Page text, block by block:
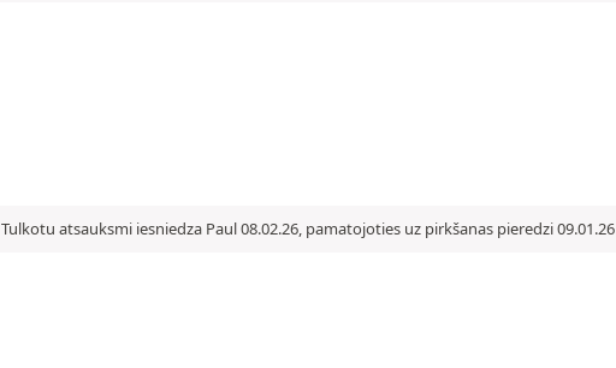
Tulkotu atsauksmi iesniedza Paul 08.02.26, pamatojoties uz pirkšanas pieredzi 09.01.26